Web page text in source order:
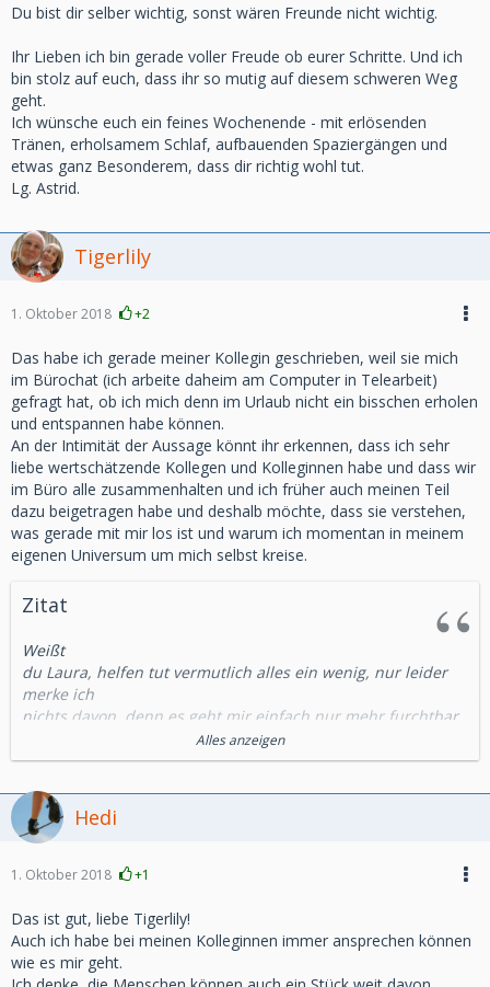
Du bist dir selber wichtig, sonst wären Freunde nicht wichtig.
Ihr Lieben ich bin gerade voller Freude ob eurer Schritte. Und ich
bin stolz auf euch, dass ihr so mutig auf diesem schweren Weg
geht.
Ich wünsche euch ein feines Wochenende - mit erlösenden
Tränen, erholsamem Schlaf, aufbauenden Spaziergängen und
etwas ganz Besonderem, dass dir richtig wohl tut.
Lg. Astrid.
Tigerlily
1. Oktober 2018 +2
Das habe ich gerade meiner Kollegin geschrieben, weil sie mich
im Bürochat (ich arbeite daheim am Computer in Telearbeit)
gefragt hat, ob ich mich denn im Urlaub nicht ein bisschen erholen
und entspannen habe können.
An der Intimität der Aussage könnt ihr erkennen, dass ich sehr
liebe wertschätzende Kollegen und Kolleginnen habe und dass wir
im Büro alle zusammenhalten und ich früher auch meinen Teil
dazu beigetragen habe und deshalb möchte, dass sie verstehen,
was gerade mit mir los ist und warum ich momentan in meinem
eigenen Universum um mich selbst kreise.
Zitat
Weißt
du Laura, helfen tut vermutlich alles ein wenig, nur leider
merke ich
nichts davon, denn es geht mir einfach nur mehr furchtbar
von kurzen Pausen abgesehen, wo ich nicht so viel fühle,
je mehr Zeit vergeht, umso schlechter geht es mir, weil ich
jetzt erst
nach und nach begreife, was wirklich geschehen ist - nicht
nur mein geliebter
ganz allein,
weil mit ihm auch alle meine Lebensmenschen, alle
Menschen, denen ich blind
vertrauen konnte, gestorben und damit für immer weg sind.
Alles anzeigen
Hedi
1. Oktober 2018 +1
Das ist gut, liebe Tigerlily!
Auch ich habe bei meinen Kolleginnen immer ansprechen können
wie es mir geht.